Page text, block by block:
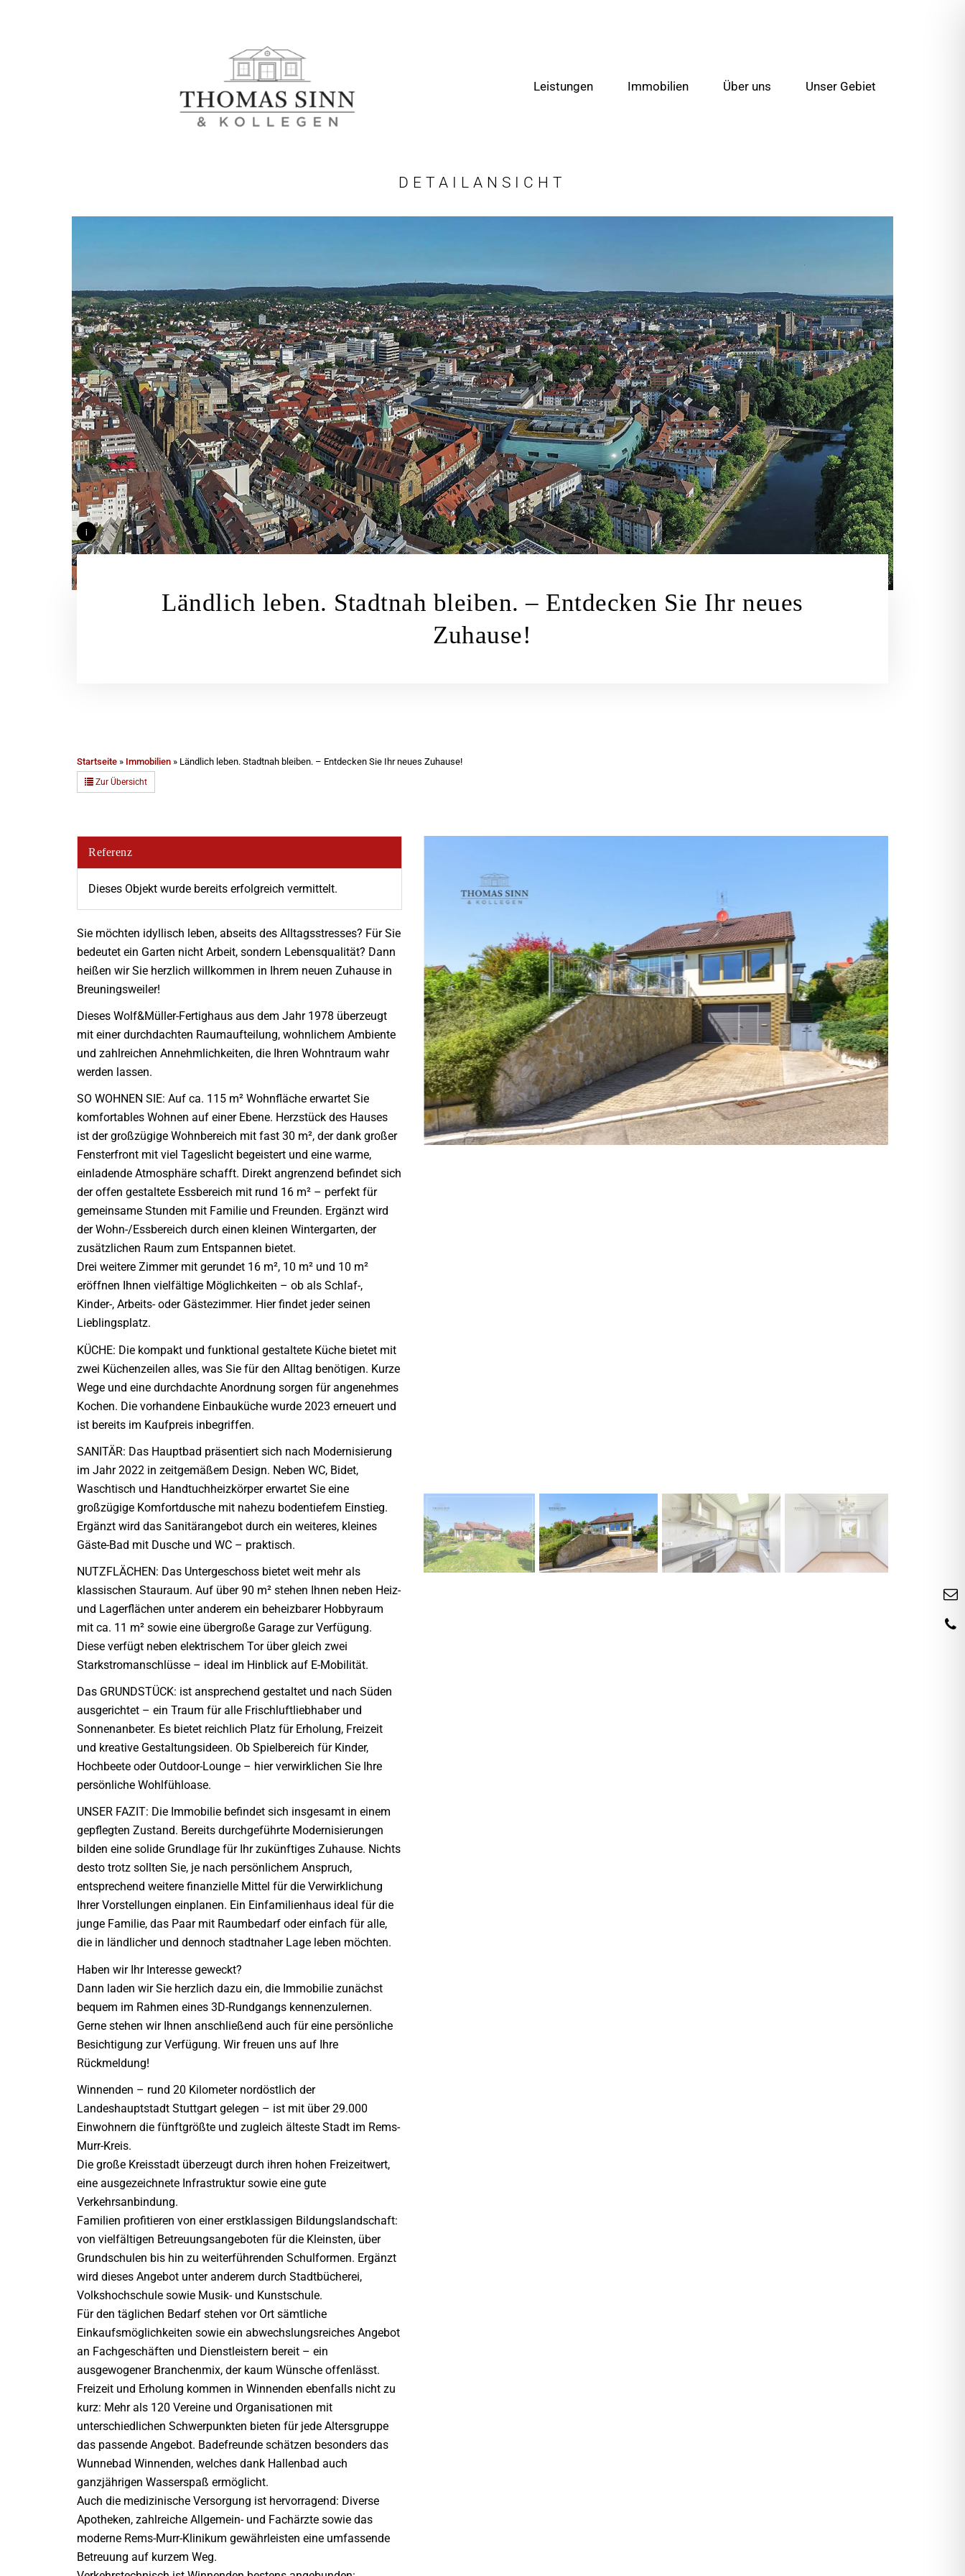
Leistungen Immobilien Über uns Unser Gebiet
DETAILANSICHT
i
Ländlich leben. Stadtnah bleiben. – Entdecken Sie Ihr neues
Zuhause!
Startseite » Immobilien » Ländlich leben. Stadtnah bleiben. – Entdecken Sie Ihr neues Zuhause!
Zur Übersicht
Referenz
Dieses Objekt wurde bereits erfolgreich vermittelt.
Sie möchten idyllisch leben, abseits des Alltagsstresses? Für Sie
bedeutet ein Garten nicht Arbeit, sondern Lebensqualität? Dann
heißen wir Sie herzlich willkommen in Ihrem neuen Zuhause in
Breuningsweiler!
Dieses Wolf&Müller-Fertighaus aus dem Jahr 1978 überzeugt
mit einer durchdachten Raumaufteilung, wohnlichem Ambiente
und zahlreichen Annehmlichkeiten, die Ihren Wohntraum wahr
werden lassen.
SO WOHNEN SIE: Auf ca. 115 m² Wohnfläche erwartet Sie
komfortables Wohnen auf einer Ebene. Herzstück des Hauses
ist der großzügige Wohnbereich mit fast 30 m², der dank großer
Fensterfront mit viel Tageslicht begeistert und eine warme,
einladende Atmosphäre schafft. Direkt angrenzend befindet sich
der offen gestaltete Essbereich mit rund 16 m² – perfekt für
gemeinsame Stunden mit Familie und Freunden. Ergänzt wird
der Wohn-/Essbereich durch einen kleinen Wintergarten, der
zusätzlichen Raum zum Entspannen bietet.
Drei weitere Zimmer mit gerundet 16 m², 10 m² und 10 m²
eröffnen Ihnen vielfältige Möglichkeiten – ob als Schlaf-,
Kinder-, Arbeits- oder Gästezimmer. Hier findet jeder seinen
Lieblingsplatz.
KÜCHE: Die kompakt und funktional gestaltete Küche bietet mit
zwei Küchenzeilen alles, was Sie für den Alltag benötigen. Kurze
Wege und eine durchdachte Anordnung sorgen für angenehmes
Kochen. Die vorhandene Einbauküche wurde 2023 erneuert und
ist bereits im Kaufpreis inbegriffen.
SANITÄR: Das Hauptbad präsentiert sich nach Modernisierung
im Jahr 2022 in zeitgemäßem Design. Neben WC, Bidet,
Waschtisch und Handtuchheizkörper erwartet Sie eine
großzügige Komfortdusche mit nahezu bodentiefem Einstieg.
Ergänzt wird das Sanitärangebot durch ein weiteres, kleines
Gäste-Bad mit Dusche und WC – praktisch.
NUTZFLÄCHEN: Das Untergeschoss bietet weit mehr als
klassischen Stauraum. Auf über 90 m² stehen Ihnen neben Heiz-
und Lagerflächen unter anderem ein beheizbarer Hobbyraum
mit ca. 11 m² sowie eine übergroße Garage zur Verfügung.
Diese verfügt neben elektrischem Tor über gleich zwei
Starkstromanschlüsse – ideal im Hinblick auf E-Mobilität.
Das GRUNDSTÜCK: ist ansprechend gestaltet und nach Süden
ausgerichtet – ein Traum für alle Frischluftliebhaber und
Sonnenanbeter. Es bietet reichlich Platz für Erholung, Freizeit
und kreative Gestaltungsideen. Ob Spielbereich für Kinder,
Hochbeete oder Outdoor-Lounge – hier verwirklichen Sie Ihre
persönliche Wohlfühloase.
UNSER FAZIT: Die Immobilie befindet sich insgesamt in einem
gepflegten Zustand. Bereits durchgeführte Modernisierungen
bilden eine solide Grundlage für Ihr zukünftiges Zuhause. Nichts
desto trotz sollten Sie, je nach persönlichem Anspruch,
entsprechend weitere finanzielle Mittel für die Verwirklichung
Ihrer Vorstellungen einplanen. Ein Einfamilienhaus ideal für die
junge Familie, das Paar mit Raumbedarf oder einfach für alle,
die in ländlicher und dennoch stadtnaher Lage leben möchten.
Haben wir Ihr Interesse geweckt?
Dann laden wir Sie herzlich dazu ein, die Immobilie zunächst
bequem im Rahmen eines 3D-Rundgangs kennenzulernen.
Gerne stehen wir Ihnen anschließend auch für eine persönliche
Besichtigung zur Verfügung. Wir freuen uns auf Ihre
Rückmeldung!
Winnenden – rund 20 Kilometer nordöstlich der
Landeshauptstadt Stuttgart gelegen – ist mit über 29.000
Einwohnern die fünftgrößte und zugleich älteste Stadt im Rems-
Murr-Kreis.
Die große Kreisstadt überzeugt durch ihren hohen Freizeitwert,
eine ausgezeichnete Infrastruktur sowie eine gute
Verkehrsanbindung.
Familien profitieren von einer erstklassigen Bildungslandschaft:
von vielfältigen Betreuungsangeboten für die Kleinsten, über
Grundschulen bis hin zu weiterführenden Schulformen. Ergänzt
wird dieses Angebot unter anderem durch Stadtbücherei,
Volkshochschule sowie Musik- und Kunstschule.
Für den täglichen Bedarf stehen vor Ort sämtliche
Einkaufsmöglichkeiten sowie ein abwechslungsreiches Angebot
an Fachgeschäften und Dienstleistern bereit – ein
ausgewogener Branchenmix, der kaum Wünsche offenlässt.
Freizeit und Erholung kommen in Winnenden ebenfalls nicht zu
kurz: Mehr als 120 Vereine und Organisationen mit
unterschiedlichen Schwerpunkten bieten für jede Altersgruppe
das passende Angebot. Badefreunde schätzen besonders das
Wunnebad Winnenden, welches dank Hallenbad auch
ganzjährigen Wasserspaß ermöglicht.
Auch die medizinische Versorgung ist hervorragend: Diverse
Apotheken, zahlreiche Allgemein- und Fachärzte sowie das
moderne Rems-Murr-Klinikum gewährleisten eine umfassende
Betreuung auf kurzem Weg.